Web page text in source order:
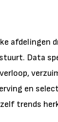
afdelingen
Data
en
trends